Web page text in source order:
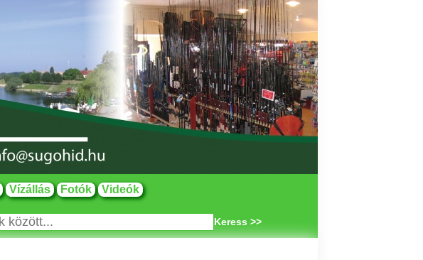
Vízállás Fotók Videók
Keress >>